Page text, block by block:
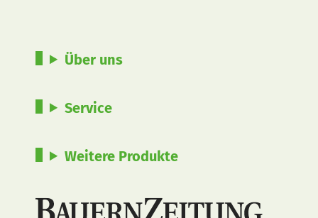
Über uns
Service
Weitere Produkte